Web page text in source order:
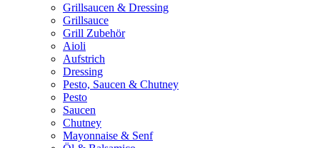
Grillsaucen & Dressing
Grillsauce
Grill Zubehör
Aioli
Aufstrich
Dressing
Pesto, Saucen & Chutney
Pesto
Saucen
Chutney
Mayonnaise & Senf